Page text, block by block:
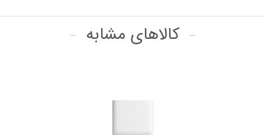
کالاهای مشابه